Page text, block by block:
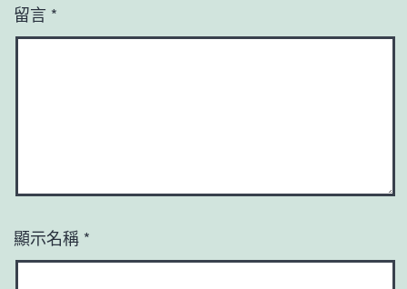
留言 *
顯示名稱 *